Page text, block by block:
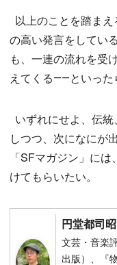
以上のことを踏ま
の高い発言をしてい
も、一連の流れを受
えてくる――といった
いずれにせよ、伝
しつつ、次になにが
「SFマガジン」に
けてもらいたい。
円堂都司昭
文芸・音楽
出版）、『